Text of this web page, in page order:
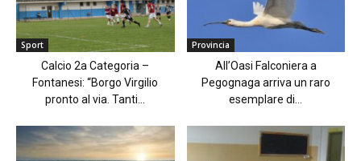
Sport
Calcio 2a Categoria –
Fontanesi: “Borgo Virgilio
pronto al via. Tanti...
Provincia
All’Oasi Falconiera a
Pegognaga arriva un raro
esemplare di...